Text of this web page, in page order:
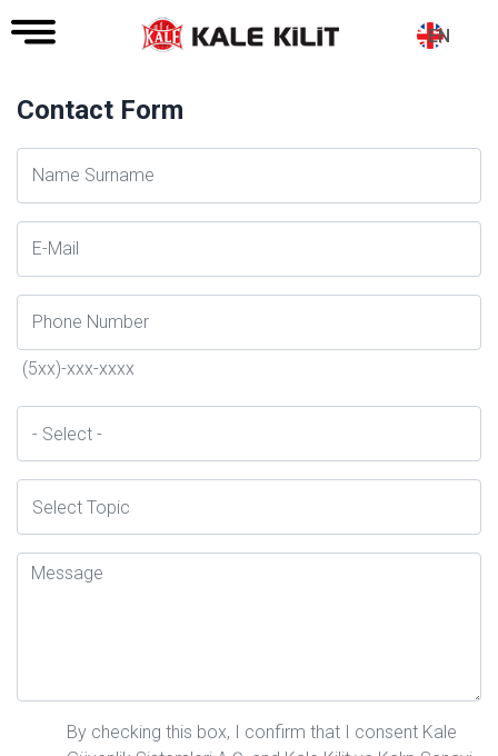
EN
Contact Form
Ad
Soyad
E-
Posta
Telefon
(5xx)-xxx-xxxx
İl
Konu
Mesaj
By checking this box, I confirm that I consent Kale